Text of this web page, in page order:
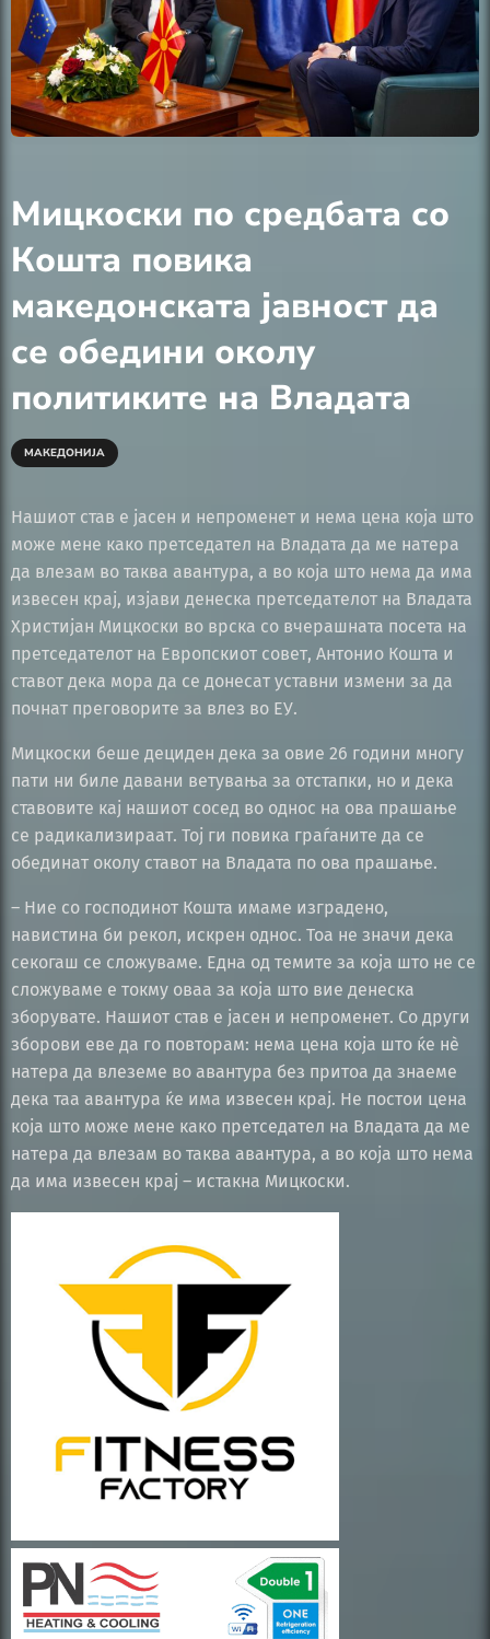
Мицкоски по средбата со
Кошта повика
македонската јавност да
се обедини околу
политиките на Владата
МАКЕДОНИЈА
Нашиот став е јасен и непроменет и нема цена која што
може мене како претседател на Владата да ме натера
да влезам во таква авантура, а во која што нема да има
извесен крај, изјави денеска претседателот на Владата
Христијан Мицкоски во врска со вчерашната посета на
претседателот на Европскиот совет, Антонио Кошта и
ставот дека мора да се донесат уставни измени за да
почнат преговорите за влез во ЕУ.
Мицкоски беше дециден дека за овие 26 години многу
пати ни биле давани ветувања за отстапки, но и дека
ставовите кај нашиот сосед во однос на ова прашање
се радикализираат. Тој ги повика граѓаните да се
обединат околу ставот на Владата по ова прашање.
– Ние со господинот Кошта имаме изградено,
навистина би рекол, искрен однос. Тоа не значи дека
секогаш се сложуваме. Една од темите за која што не се
сложуваме е токму оваа за која што вие денеска
зборувате. Нашиот став е јасен и непроменет. Со други
зборови еве да го повторам: нема цена која што ќе нѐ
натера да влеземе во авантура без притоа да знаеме
дека таа авантура ќе има извесен крај. Не постои цена
која што може мене како претседател на Владата да ме
натера да влезам во таква авантура, а во која што нема
да има извесен крај – истакна Мицкоски.